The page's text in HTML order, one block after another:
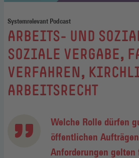
Systemrelevant Podcast
:
ARBEITS- UND
SOZIALE VERGABE,
VERFAHREN,
ARBEITSRECHT
Welche Rolle dürfen
öffentlichen
Anforderungen gelten